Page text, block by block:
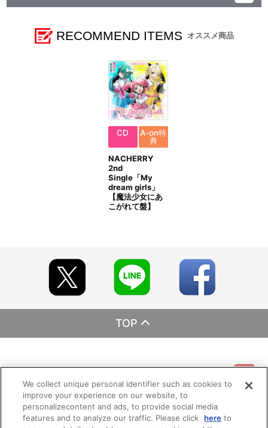
販売元 (株)バンダイナムコフィルムワークス
RECOMMEND ITEMS オススメ商品
CD
A-on特
典
NACHERRY
2nd
Single「My
dream girls」
【魔法少女にあ
こがれて盤】
TOP
利用規約 特定商取引法に基づく表示 プライバシーポリシー
ご利用情報
We collect unique personal identifier such as cookies to
improve your experience on our website, to
personalizecontent and ads, to provide social media
features and to analyze our traffic. Please click here to